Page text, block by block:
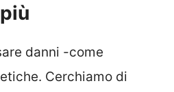
danni -come
Cerchiamo di